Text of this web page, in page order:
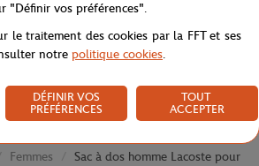
Femmes Sac à dos homme Lacoste pour
"Définir vos préférences".
le traitement des cookies par la FFT et ses
notre politique cookies.
DÉFINIR VOS
PRÉFÉRENCES
TOUT
ACCEPTER